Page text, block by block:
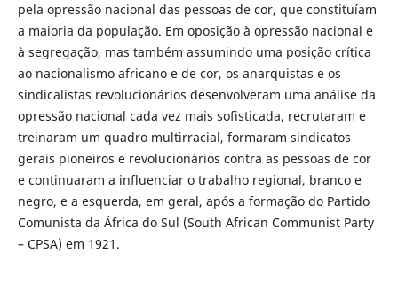
pela opressão nacional das pessoas de cor, que constituíam
a maioria da população. Em oposição à opressão nacional e
à segregação, mas também assumindo uma posição crítica
ao nacionalismo africano e de cor, os anarquistas e os
sindicalistas revolucionários desenvolveram uma análise da
opressão nacional cada vez mais sofisticada, recrutaram e
treinaram um quadro multirracial, formaram sindicatos
gerais pioneiros e revolucionários contra as pessoas de cor
e continuaram a influenciar o trabalho regional, branco e
negro, e a esquerda, em geral, após a formação do Partido
Comunista da África do Sul (South African Communist Party
– CPSA) em 1921.